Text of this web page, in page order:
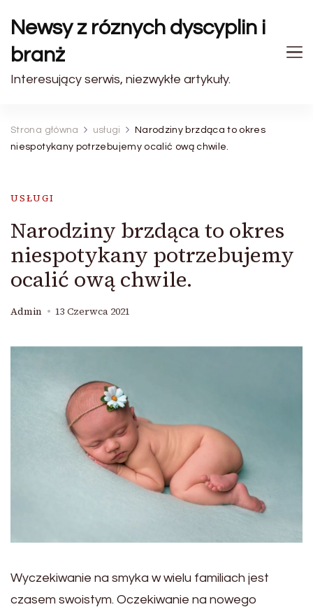
Newsy z róznych dyscyplin i
branż
Interesujący serwis, niezwykłe artykuły.
Strona główna usługi
Narodziny brzdąca to okres
niespotykany potrzebujemy ocalić ową chwile.
USŁUGI
Narodziny brzdąca to okres
niespotykany potrzebujemy
ocalić ową chwile.
Admin 13 Czerwca 2021
Wyczekiwanie na smyka w wielu familiach jest
czasem swoistym. Oczekiwanie na nowego